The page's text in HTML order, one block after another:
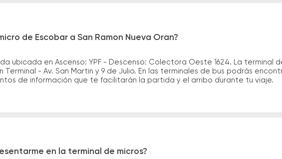
de Escobar a San Ramon Nueva Oran?
ubicada en Ascenso: YPF - Descenso: Colectora Oeste 1624. La terminal
Terminal - Av. San Martin y 9 de Julio. En las terminales de bus podrás
de información que te facilitarán la partida y el arribo durante tu viaje.
en la terminal de micros?